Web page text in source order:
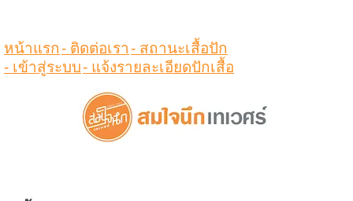
หน้าแรก- ติดต่อเรา- สถานะเสื้อปัก
- เข้าสู่ระบบ- แจ้งรายละเอียดปักเสื้อ